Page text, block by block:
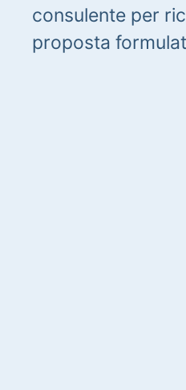
consulente per
proposta